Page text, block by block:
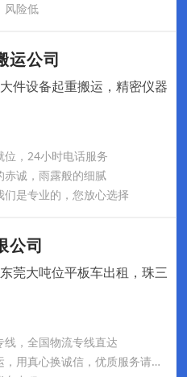
风险低
运公司
件设备起重搬运，精密仪器
，24小时电话服务
赤诚，雨露般的细腻
是专业的，您放心选择
公司
莞大吨位平板车出租，珠三
，全国物流专线直达
东莞到辽宁整车零担物流货运，用真心换诚信，优质服务请放心